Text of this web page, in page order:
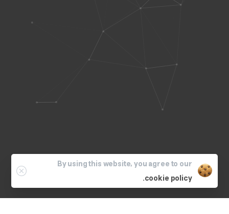
By using this website, you agree to our
cookie policy.